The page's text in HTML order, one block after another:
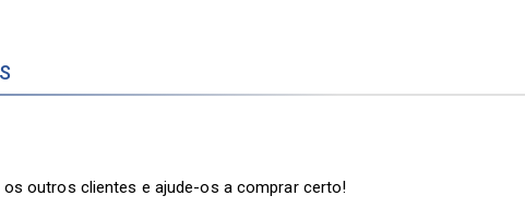
outros clientes e ajude-os a comprar certo!